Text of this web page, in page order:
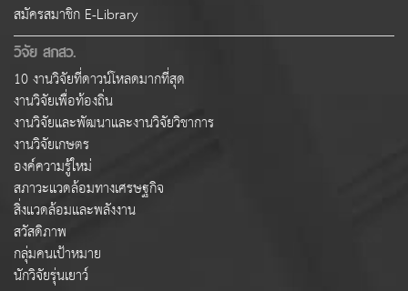
สมัครสมาชิก E-Library
วิจัย สกสว.
10 งานวิจัยที่ดาวน์โหลดมากที่สุด
งานวิจัยเพื่อท้องถิ่น
งานวิจัยและพัฒนาและงานวิจัยวิชาการ
งานวิจัยเกษตร
องค์ความรู้ใหม่
สภาวะแวดล้อมทางเศรษฐกิจ
สิ่งแวดล้อมและพลังงาน
สวัสดิภาพ
กลุ่มคนเป้าหมาย
นักวิจัยรุ่นเยาว์